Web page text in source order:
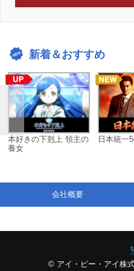
新着＆おすすめ
本好きの下剋上 領主の
養女
日本統一
© アイ・ピー・アイ株
会社概要